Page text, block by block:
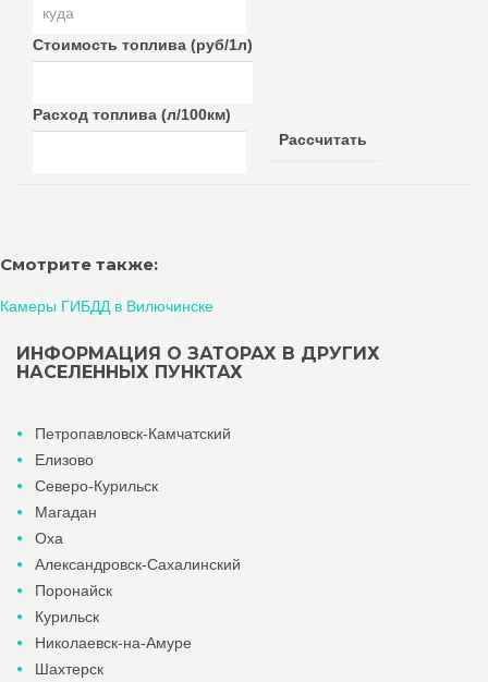
Стоимость топлива (руб/1л)
Расход топлива (л/100км)
Рассчитать
Смотрите также:
Камеры ГИБДД в Вилючинске
ИНФОРМАЦИЯ О ЗАТОРАХ В ДРУГИХ
НАСЕЛЕННЫХ ПУНКТАХ
Петропавловск-Камчатский
Елизово
Северо-Курильск
Магадан
Оха
Александровск-Сахалинский
Поронайск
Курильск
Николаевск-на-Амуре
Шахтерск